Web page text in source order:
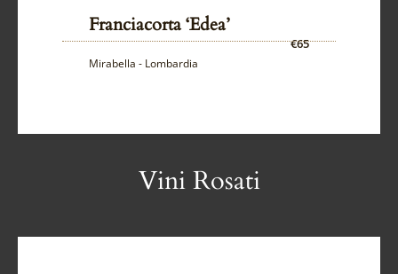
Franciacorta ‘Edea’
€65
Mirabella - Lombardia
Vini Rosati